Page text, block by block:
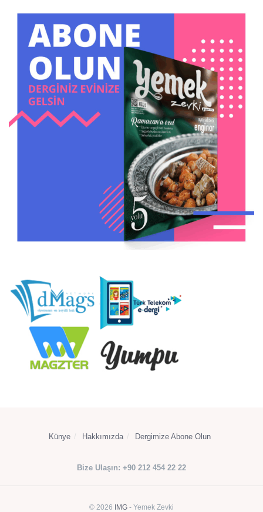
Künye Hakkımızda Dergimize Abone Olun
Bize Ulaşın: +90 212 454 22 22
© 2026 IMG - Yemek Zevki